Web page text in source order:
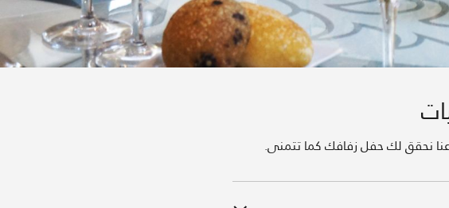
نحقق لك حفل زفافك كما تتمنى.